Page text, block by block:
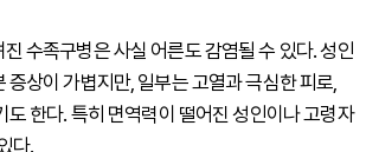
수족구병은 사실 어른도 감염될 수 있다. 성인
증상이 가볍지만, 일부는 고열과 극심한 피로,
도 한다. 특히 면역력이 떨어진 성인이나 고령자
다.